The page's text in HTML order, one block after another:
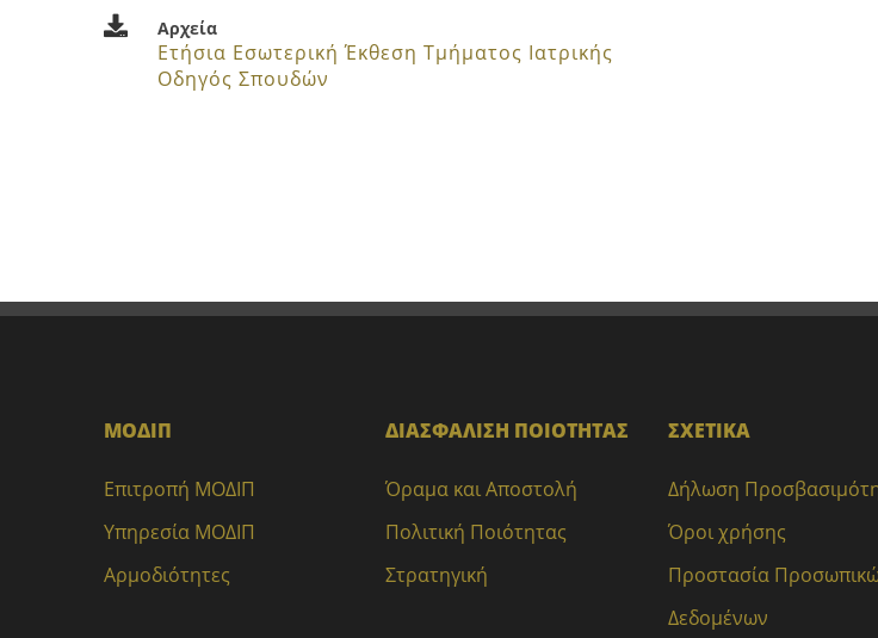
Αρχεία
Ετήσια Εσωτερική Έκθεση Τμήματος Ιατρικής
Οδηγός Σπουδών
ΜΟΔΙΠ
Επιτροπή ΜΟΔΙΠ
Υπηρεσία ΜΟΔΙΠ
Αρμοδιότητες
ΔΙΑΣΦΑΛΙΣΗ ΠΟΙΟΤΗΤΑΣ
Όραμα και Αποστολή
Πολιτική Ποιότητας
Στρατηγική
ΣΧΕΤΙΚΑ
Δήλωση
Όροι χρήσης
Προστασία
Δεδομένων